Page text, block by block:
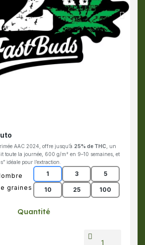
AAC 2024, offre jusqu’à 25% de THC , un
toute la journée, 600 g/m² en 9–10 semaines, et
idéale pour l’extraction.
graines
1 3 5
10 25 100
Quantité